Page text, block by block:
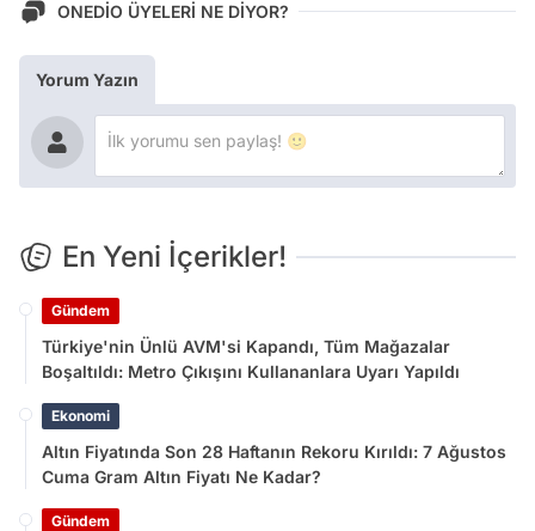
ONEDİO ÜYELERİ NE DİYOR?
Yorum Yazın
En Yeni İçerikler!
Gündem
Türkiye'nin Ünlü AVM'si Kapandı, Tüm Mağazalar
Boşaltıldı: Metro Çıkışını Kullananlara Uyarı Yapıldı
Ekonomi
Altın Fiyatında Son 28 Haftanın Rekoru Kırıldı: 7 Ağustos
Cuma Gram Altın Fiyatı Ne Kadar?
Gündem